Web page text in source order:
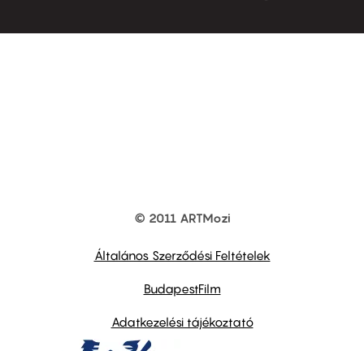
© 2011 ARTMozi
Általános Szerződési Feltételek
BudapestFilm
Adatkezelési tájékoztató